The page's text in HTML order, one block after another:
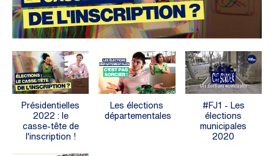
Présidentielles
2022 : le
casse-tête de
l'inscription !
Les élections
départementales
#FJ1 - Les
élections
municipales
2020